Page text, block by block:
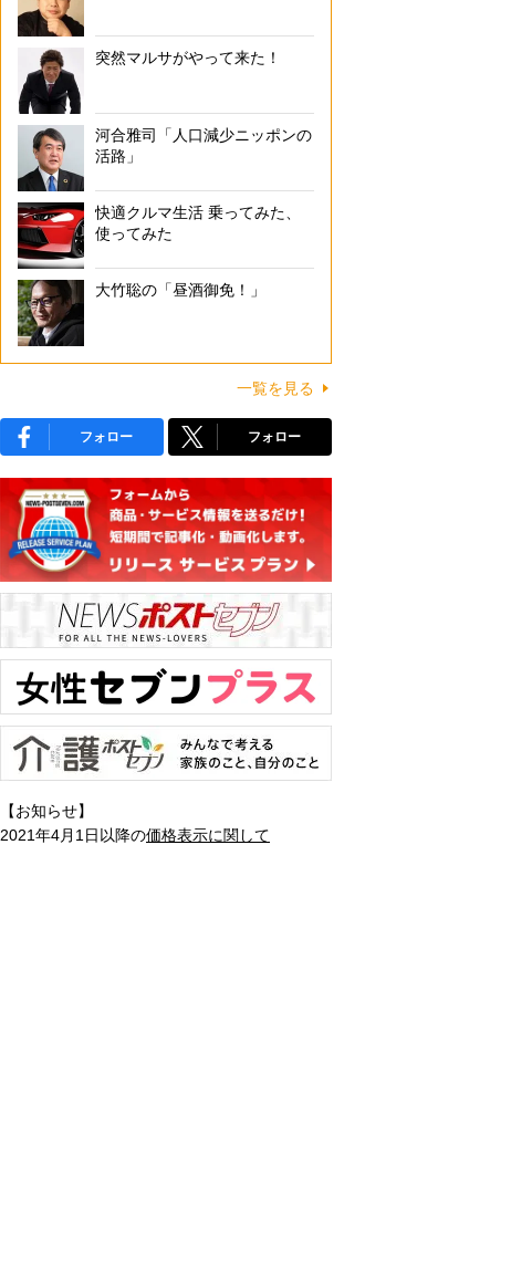
突然マルサがやって来た！
河合雅司「人口減少ニッポンの
活路」
快適クルマ生活 乗ってみた、
使ってみた
大竹聡の「昼酒御免！」
一覧を見る
フォロー フォロー
【お知らせ】
2021年4月1日以降の価格表示に関して